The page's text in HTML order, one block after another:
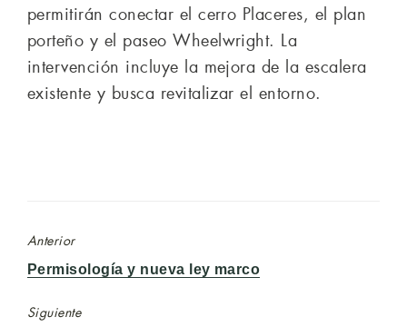
permitirán conectar el cerro Placeres, el plan
porteño y el paseo Wheelwright. La
intervención incluye la mejora de la escalera
existente y busca revitalizar el entorno.
Anterior
Entrada
Permisología y nueva ley marco
Siguiente